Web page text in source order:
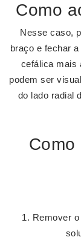
Como
Nesse caso,
braço e fechar
cefálica mais
podem ser
do lado radial
Como
Remover